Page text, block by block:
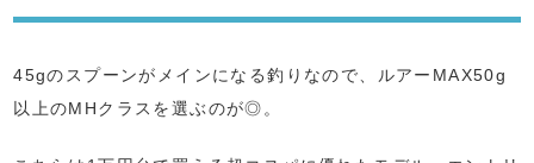
45gのスプーンがメインになる釣りなので、ルアーMAX50g
以上のMHクラスを選ぶのが◎。